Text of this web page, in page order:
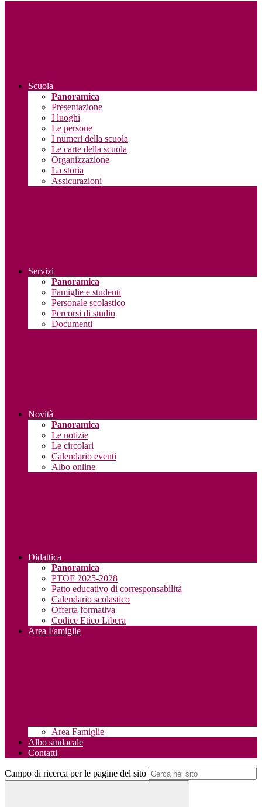
Scuola
Panoramica
Presentazione
I luoghi
Le persone
I numeri della scuola
Le carte della scuola
Organizzazione
La storia
Assicurazioni
Servizi
Panoramica
Famiglie e studenti
Personale scolastico
Percorsi di studio
Documenti
Novità
Panoramica
Le notizie
Le circolari
Calendario eventi
Albo online
Didattica
Panoramica
PTOF 2025-2028
Patto educativo di corresponsabilità
Calendario scolastico
Offerta formativa
Codice Etico Libera
Area Famiglie
Area Famiglie
Albo sindacale
Contatti
Campo di ricerca per le pagine del sito